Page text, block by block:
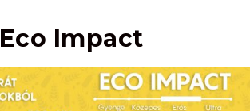
Eco Impact